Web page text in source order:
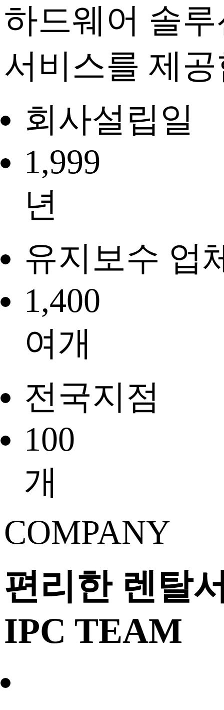
하드웨어 솔
서비스를 제
회사설립일
1,999
년
유지보수 업
1,400
여개
전국지점
100
개
COMPANY
편리한 렌탈
IPC TEAM